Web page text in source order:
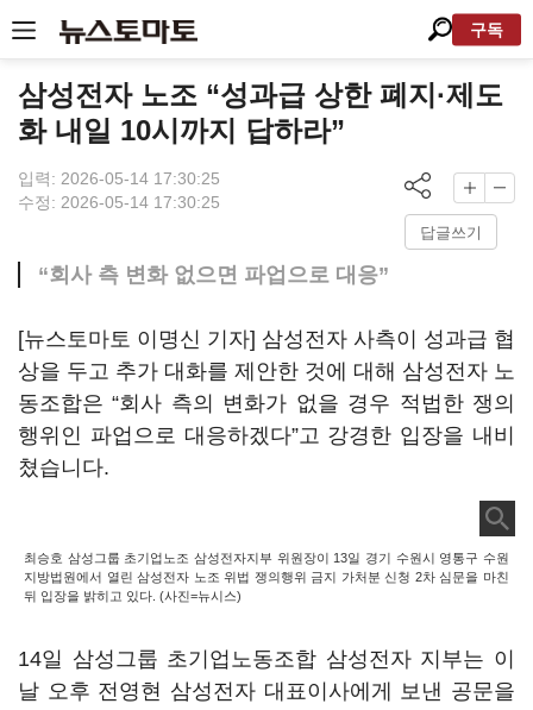
구독
삼성전자 노조 “성과급 상한 폐지·제도
화 내일 10시까지 답하라”
입력: 2026-05-14 17:30:25
수정: 2026-05-14 17:30:25
답글쓰기
“회사 측 변화 없으면 파업으로 대응”
[뉴스토마토 이명신 기자] 삼성전자 사측이 성과급 협
상을 두고 추가 대화를 제안한 것에 대해 삼성전자 노
동조합은 “회사 측의 변화가 없을 경우 적법한 쟁의
행위인 파업으로 대응하겠다”고 강경한 입장을 내비
쳤습니다.
최승호 삼성그룹 초기업노조 삼성전자지부 위원장이 13일 경기 수원시 영통구 수원
지방법원에서 열린 삼성전자 노조 위법 쟁의행위 금지 가처분 신청 2차 심문을 마친
뒤 입장을 밝히고 있다. (사진=뉴시스)
14일 삼성그룹 초기업노동조합 삼성전자 지부는 이
날 오후 전영현 삼성전자 대표이사에게 보낸 공문을